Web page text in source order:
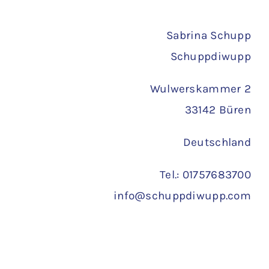
Sabrina Schupp
Schuppdiwupp
Wulwerskammer 2
33142 Büren
Deutschland
Tel.: 01757683700
info@schuppdiwupp.com